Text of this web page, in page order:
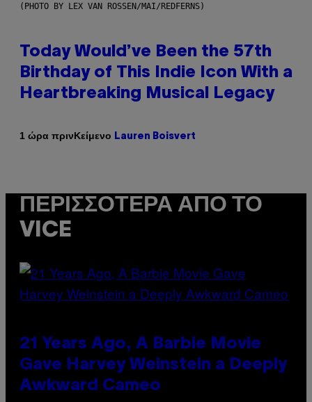
(PHOTO BY LEX VAN ROSSEN/MAI/REDFERNS)
Today Would’ve Been the 57th
Birthday of This Indie Icon With a
Heartbreaking Musical Legacy
1 ώρα πρινΚείμενο Lauren Boisvert
ΠΕΡΙΣΣΌΤΕΡΑ ΑΠΌ ΤΟ
VICE
21 Years Ago, A Barbie Movie
Gave Harvey Weinstein a Deeply
Awkward Cameo